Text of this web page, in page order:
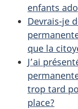
e
t
i
o
n
s
u
r
enfants
Devrais-je
que la
J’ai
trop tard
place?